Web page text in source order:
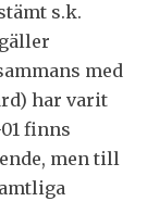
s.k.
med
har varit
finns
men till